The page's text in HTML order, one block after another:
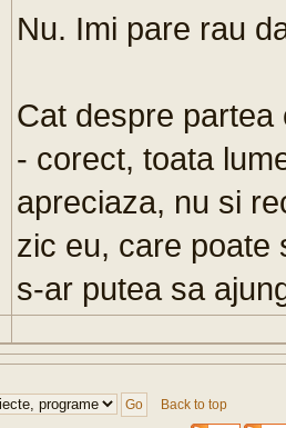
Nu. Imi pare rau
Cat despre
- corect, toata
apreciaza, nu si
zic eu, care poate
s-ar putea sa
Back to top